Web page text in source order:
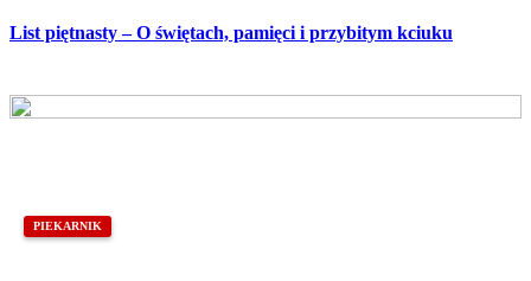
List piętnasty – O świętach, pamięci i przybitym kciuku
PIEKARNIK